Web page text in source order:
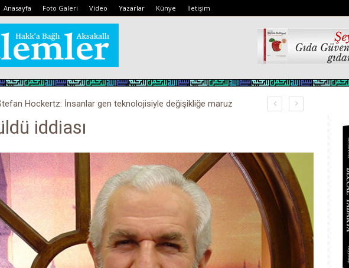
Anasayfa Foto Galeri Video Yazarlar Künye İletişim
Hockertz: İnsanlar gen teknolojisiyle değişikliğe maruz
iddiası